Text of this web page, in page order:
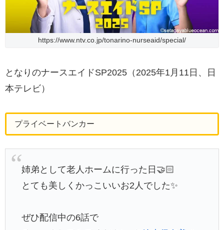
https://www.ntv.co.jp/tonarino-nurseaid/special/
となりのナースエイドSP2025（2025年1月11日、日
本テレビ）
プライベートバンカー
姉弟として老人ホームに行った日🤝🏻
とても美しくかっこいいお2人でした✨
ぜひ配信中の6話で